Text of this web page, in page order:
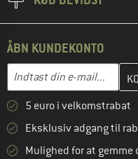
ÅBN KUNDEKONTO
E-mail-adresse
Indtast din e-mailadresse
5 euro i velkomstrabat
Eksklusiv adgang til
Mulighed for at